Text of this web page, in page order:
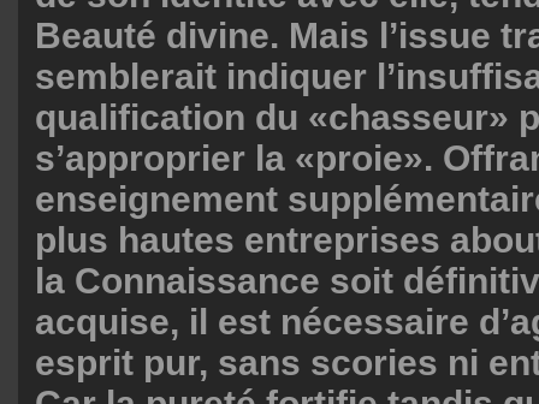
Beauté divine. Mais l’issue
semblerait indiquer
qualification du «chasseur»
s’approprier la «proie».
enseignement
plus hautes entreprises
la Connaissance soit
acquise, il est nécessaire
esprit pur, sans scories ni